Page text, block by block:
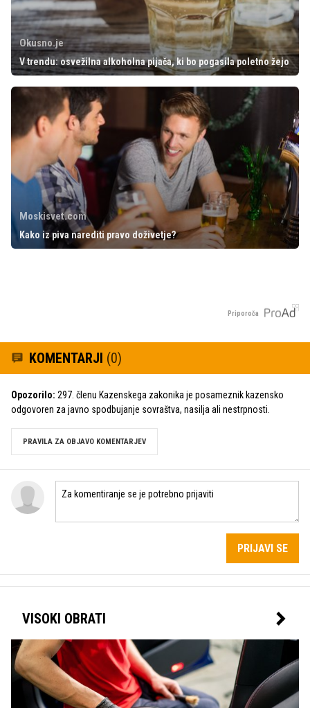
Okusno.je
V trendu: osvežilna alkoholna pijača, ki bo pogasila poletno žejo
Moskisvet.com
Kako iz piva narediti pravo doživetje?
Priporoča
KOMENTARJI (0)
Opozorilo: 297. členu Kazenskega zakonika je posameznik kazensko
odgovoren za javno spodbujanje sovraštva, nasilja ali nestrpnosti.
PRAVILA ZA OBJAVO KOMENTARJEV
PRIJAVI SE
VISOKI OBRATI